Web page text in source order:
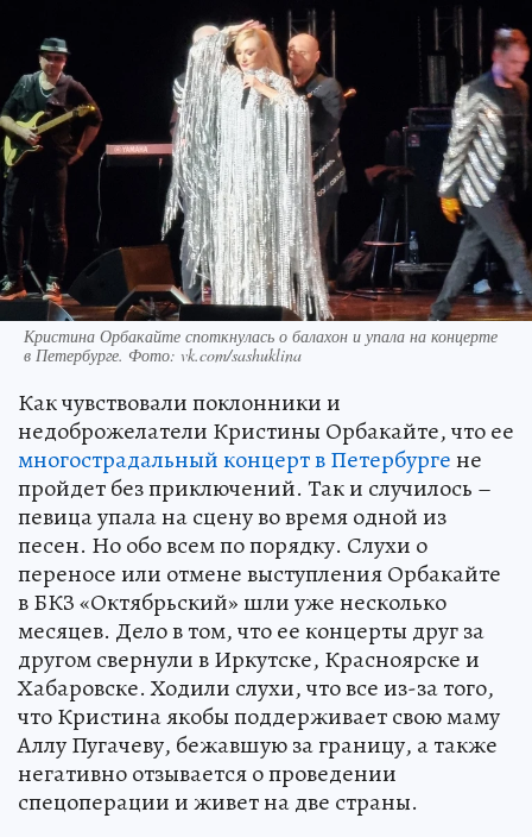
Кристина Орбакайте споткнулась о балахон и упала на концерте
в Петербурге. Фото: vk.com/sashuklina
Как чувствовали поклонники и
недоброжелатели Кристины Орбакайте, что ее
многострадальный концерт в Петербургене
пройдет без приключений. Так и случилось –
певица упала на сцену во время одной из
песен. Но обо всем по порядку. Слухи о
переносе или отмене выступления Орбакайте
в БКЗ «Октябрьский» шли уже несколько
месяцев. Дело в том, что ее концерты друг за
другом свернули в Иркутске, Красноярске и
Хабаровске. Ходили слухи, что все из-за того,
что Кристина якобы поддерживает свою маму
Аллу Пугачеву, бежавшую за границу, а также
негативно отзывается о проведении
спецоперации и живет на две страны.